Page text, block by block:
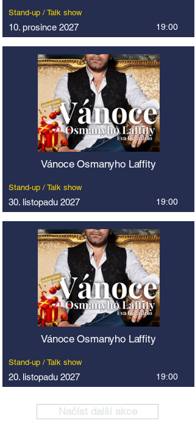
Stand-up / Talk show
10. prosince 2027 19:00
Vánoce Osmanyho Laffity
Stand-up / Talk show
30. listopadu 2027 19:00
Vánoce Osmanyho Laffity
Stand-up / Talk show
20. listopadu 2027 19:00
Načíst další akce